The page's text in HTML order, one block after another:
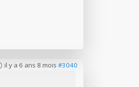
il y a 6 ans 8 mois #3040